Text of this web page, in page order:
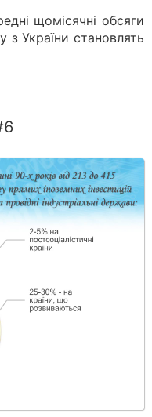
щомісячні обсяги
з України становлять